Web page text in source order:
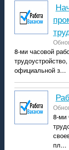
Начальник отдела надёжности
8-ми часовой
официальной з...
8-ми
пл...